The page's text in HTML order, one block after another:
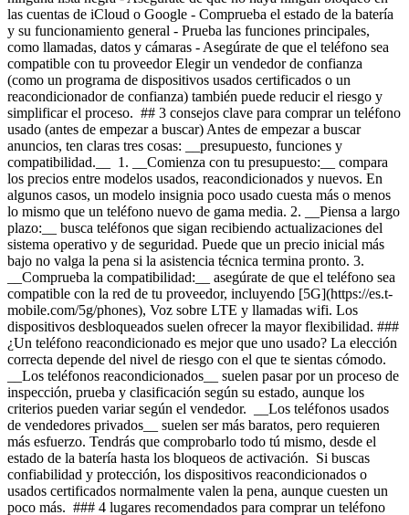
las cuentas de iCloud o Google - Comprueba el estado de la batería
y su funcionamiento general - Prueba las funciones principales,
como llamadas, datos y cámaras - Asegúrate de que el teléfono sea
compatible con tu proveedor Elegir un vendedor de confianza
(como un programa de dispositivos usados certificados o un
reacondicionador de confianza) también puede reducir el riesgo y
simplificar el proceso. ## 3 consejos clave para comprar un teléfono
usado (antes de empezar a buscar) Antes de empezar a buscar
anuncios, ten claras tres cosas: __presupuesto, funciones y
compatibilidad.__ 1. __Comienza con tu presupuesto:__ compara
los precios entre modelos usados, reacondicionados y nuevos. En
algunos casos, un modelo insignia poco usado cuesta más o menos
lo mismo que un teléfono nuevo de gama media. 2. __Piensa a largo
plazo:__ busca teléfonos que sigan recibiendo actualizaciones del
sistema operativo y de seguridad. Puede que un precio inicial más
bajo no valga la pena si la asistencia técnica termina pronto. 3.
__Comprueba la compatibilidad:__ asegúrate de que el teléfono sea
compatible con la red de tu proveedor, incluyendo [5G](https://es.t-
mobile.com/5g/phones), Voz sobre LTE y llamadas wifi. Los
dispositivos desbloqueados suelen ofrecer la mayor flexibilidad. ###
¿Un teléfono reacondicionado es mejor que uno usado? La elección
correcta depende del nivel de riesgo con el que te sientas cómodo.
__Los teléfonos reacondicionados__ suelen pasar por un proceso de
inspección, prueba y clasificación según su estado, aunque los
criterios pueden variar según el vendedor. __Los teléfonos usados
de vendedores privados__ suelen ser más baratos, pero requieren
más esfuerzo. Tendrás que comprobarlo todo tú mismo, desde el
estado de la batería hasta los bloqueos de activación. Si buscas
confiabilidad y protección, los dispositivos reacondicionados o
usados certificados normalmente valen la pena, aunque cuesten un
poco más. ### 4 lugares recomendados para comprar un teléfono